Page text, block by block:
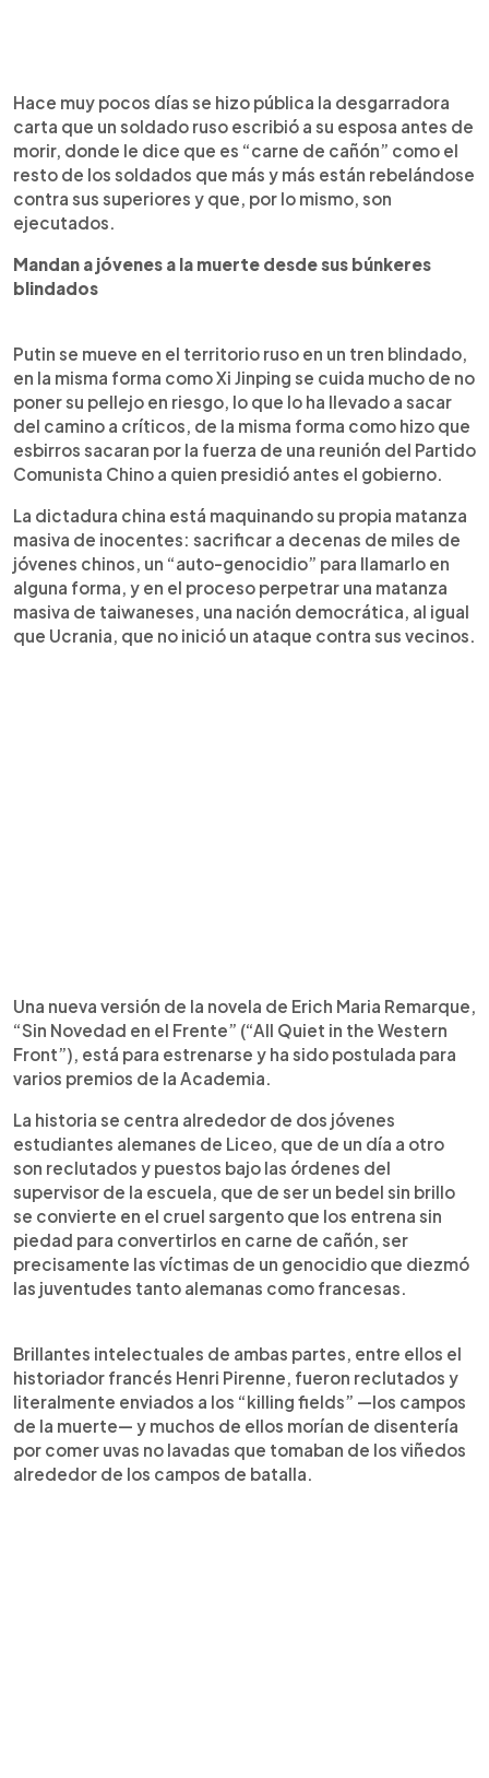
Hace muy pocos días se hizo pública la desgarradora
carta que un soldado ruso escribió a su esposa antes de
morir, donde le dice que es “carne de cañón” como el
resto de los soldados que más y más están rebelándose
contra sus superiores y que, por lo mismo, son
ejecutados.
Mandan a jóvenes a la muerte desde sus búnkeres
blindados
Putin se mueve en el territorio ruso en un tren blindado,
en la misma forma como Xi Jinping se cuida mucho de no
poner su pellejo en riesgo, lo que lo ha llevado a sacar
del camino a críticos, de la misma forma como hizo que
esbirros sacaran por la fuerza de una reunión del Partido
Comunista Chino a quien presidió antes el gobierno.
La dictadura china está maquinando su propia matanza
masiva de inocentes: sacrificar a decenas de miles de
jóvenes chinos, un “auto-genocidio” para llamarlo en
alguna forma, y en el proceso perpetrar una matanza
masiva de taiwaneses, una nación democrática, al igual
que Ucrania, que no inició un ataque contra sus vecinos.
Una nueva versión de la novela de Erich Maria Remarque,
“Sin Novedad en el Frente” (“All Quiet in the Western
Front”), está para estrenarse y ha sido postulada para
varios premios de la Academia.
La historia se centra alrededor de dos jóvenes
estudiantes alemanes de Liceo, que de un día a otro
son reclutados y puestos bajo las órdenes del
supervisor de la escuela, que de ser un bedel sin brillo
se convierte en el cruel sargento que los entrena sin
piedad para convertirlos en carne de cañón, ser
precisamente las víctimas de un genocidio que diezmó
las juventudes tanto alemanas como francesas.
Brillantes intelectuales de ambas partes, entre ellos el
historiador francés Henri Pirenne, fueron reclutados y
literalmente enviados a los “killing fields” —los campos
de la muerte— y muchos de ellos morían de disentería
por comer uvas no lavadas que tomaban de los viñedos
alrededor de los campos de batalla.